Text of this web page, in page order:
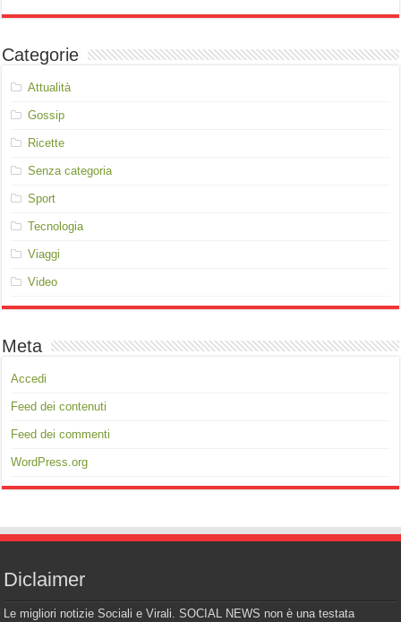
Categorie
Attualità
Gossip
Ricette
Senza categoria
Sport
Tecnologia
Viaggi
Video
Meta
Accedi
Feed dei contenuti
Feed dei commenti
WordPress.org
Diclaimer
Le migliori notizie Sociali e Virali. SOCIAL NEWS non è una testata